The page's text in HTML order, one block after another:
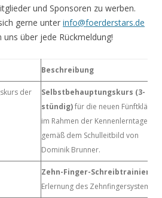
und Sponsoren zu werben.
gerne unter info@foerderstars.de
uns über jede Rückmeldung!
Beschreibung
der
Selbstbehauptungskurs (3-
stündig)für die neuen
im Rahmen der Kennenlerntage
gemäß dem Schulleitbild von
Dominik Brunner.
Zehn-Finger-Schreibtrainier
Erlernung des Zehnfingersystems